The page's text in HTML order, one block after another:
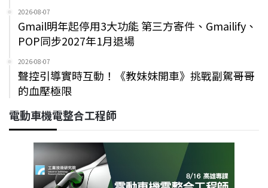
2026-08-07
Gmail明年起停用3大功能 第三方寄件、Gmailify、
POP同步2027年1月退場
2026-08-07
聲控引導實時互動！《教妹妹開車》挑戰副駕哥哥
的血壓極限
電動車機電整合工程師